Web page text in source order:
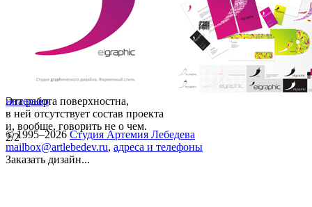
Эта работа поверхностна,
в ней отсутствует состав проекта
и, вообще, говорить не о чем.
2/2
интерьер
© 1995–2026 Студия Артемия Лебедева
mailbox@artlebedev.ru, адреса и телефоны
Заказать дизайн...